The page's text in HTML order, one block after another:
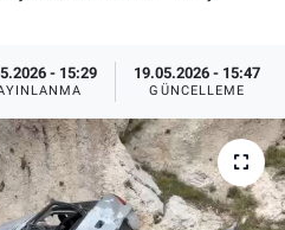
- 15:29 19.05.2026 - 15:47
GÜNCELLEME